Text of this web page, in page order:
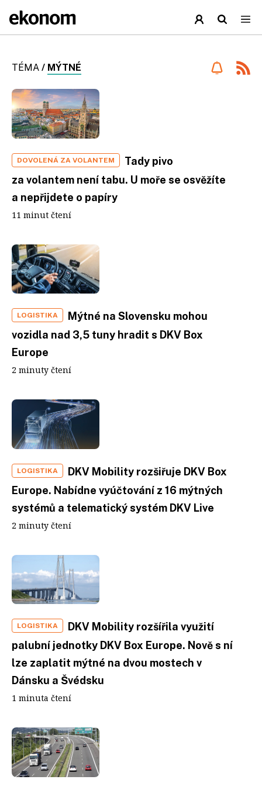
TÉMA / MÝTNÉ
DOVOLENÁ ZA VOLANTEM
Tady pivo
za volantem není tabu. U moře se osvěžíte
a nepřijdete o papíry
11 minut čtení
LOGISTIKA
Mýtné na Slovensku mohou
vozidla nad 3,5 tuny hradit s DKV Box
Europe
2 minuty čtení
LOGISTIKA
DKV Mobility rozšiřuje DKV Box
Europe. Nabídne vyúčtování z 16 mýtných
systémů a telematický systém DKV Live
2 minuty čtení
LOGISTIKA
DKV Mobility rozšířila využití
palubní jednotky DKV Box Europe. Nově s ní
lze zaplatit mýtné na dvou mostech v
Dánsku a Švédsku
1 minuta čtení